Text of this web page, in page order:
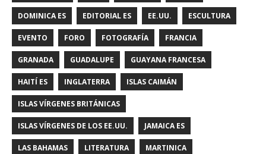
DOMINICA ES EDITORIAL ES EE.UU. ESCULTURA
EVENTO FORO FOTOGRAFÍA FRANCIA
GRANADA GUADALUPE GUAYANA FRANCESA
HAITÍ ES INGLATERRA ISLAS CAIMÁN
ISLAS VÍRGENES BRITÁNICAS
ISLAS VÍRGENES DE LOS EE.UU. JAMAICA ES
LAS BAHAMAS LITERATURA MARTINICA